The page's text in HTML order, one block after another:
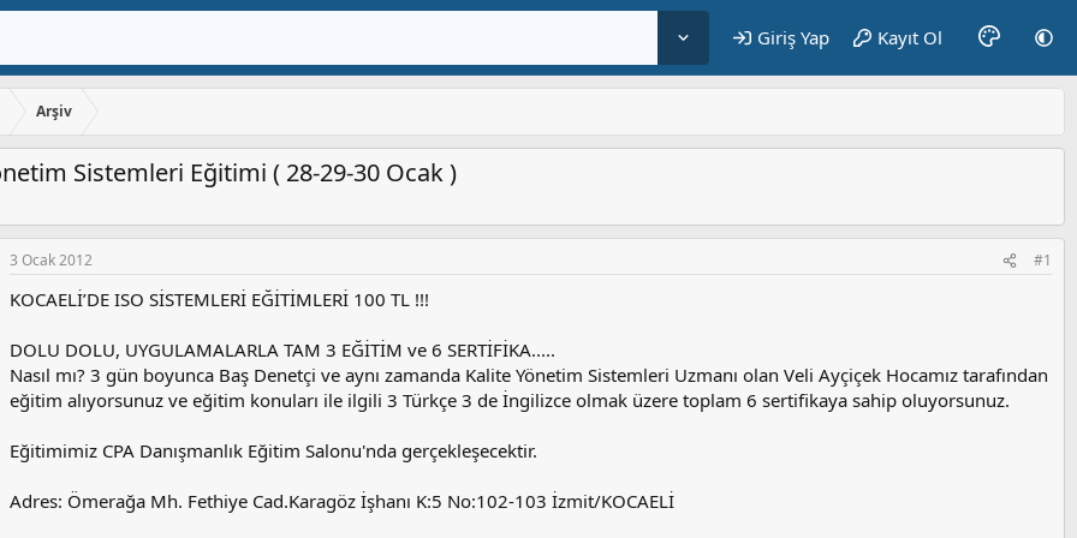
Giriş Yap Kayıt Ol
Arşiv
Sistemleri Eğitimi ( 28-29-30 Ocak )
3 Ocak 2012 #1
KOCAELİ’DE ISO SİSTEMLERİ EĞİTİMLERİ 100 TL !!!
DOLU DOLU, UYGULAMALARLA TAM 3 EĞİTİM ve 6 SERTİFİKA.....
Nasıl mı? 3 gün boyunca Baş Denetçi ve aynı zamanda Kalite Yönetim Sistemleri Uzmanı olan Veli Ayçiçek Hocamız tarafından
eğitim alıyorsunuz ve eğitim konuları ile ilgili 3 Türkçe 3 de İngilizce olmak üzere toplam 6 sertifikaya sahip oluyorsunuz.
Eğitimimiz CPA Danışmanlık Eğitim Salonu'nda gerçekleşecektir.
Adres: Ömerağa Mh. Fethiye Cad.Karagöz İşhanı K:5 No:102-103 İzmit/KOCAELİ